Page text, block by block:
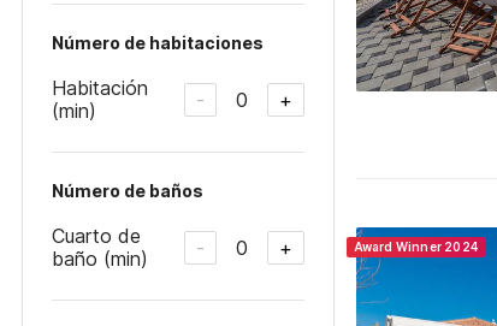
Número de habitaciones
Habitación
(min)
- 0 +
Número de baños
Cuarto de
baño (min)
- 0 + Award Winner 2024